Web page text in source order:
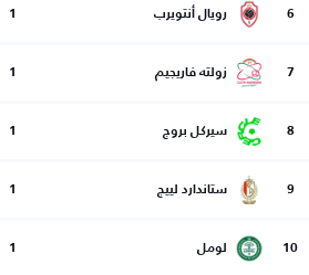
6 رويال أنتويرب 1
7 زولته فاريجيم 1
8 سيركل بروج 1
9 ستاندارد لييج 1
10 لومل 1